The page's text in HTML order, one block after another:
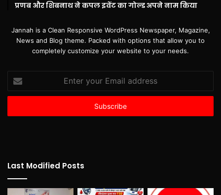
प्रणब और शिबनाथ ने कपल इवेंट का गोल्ड अपने नाम किया
Jannah is a Clean Responsive WordPress Newspaper, Magazine,
News and Blog theme. Packed with options that allow you to
completely customize your website to your needs.
Enter
your
Email
Last Modified Posts